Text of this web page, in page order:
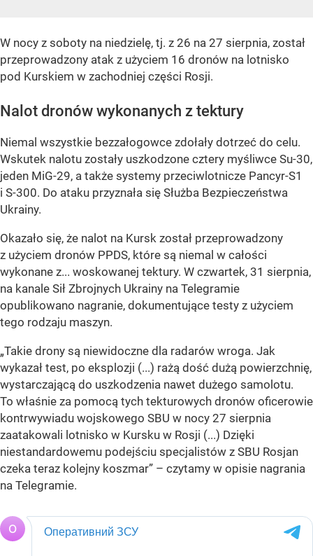
W nocy z soboty na niedzielę, tj. z 26 na 27 sierpnia, został
przeprowadzony atak z użyciem 16 dronów na lotnisko
pod Kurskiem w zachodniej części Rosji.
Nalot dronów wykonanych z tektury
Niemal wszystkie bezzałogowce zdołały dotrzeć do celu.
Wskutek nalotu zostały uszkodzone cztery myśliwce Su-30,
jeden MiG-29, a także systemy przeciwlotnicze Pancyr-S1
i S-300. Do ataku przyznała się Służba Bezpieczeństwa
Ukrainy.
Okazało się, że nalot na Kursk został przeprowadzony
z użyciem dronów PPDS, które są niemal w całości
wykonane z... woskowanej tektury. W czwartek, 31 sierpnia,
na kanale Sił Zbrojnych Ukrainy na Telegramie
opublikowano nagranie, dokumentujące testy z użyciem
tego rodzaju maszyn.
„Takie drony są niewidoczne dla radarów wroga. Jak
wykazał test, po eksplozji (...) rażą dość dużą powierzchnię,
wystarczającą do uszkodzenia nawet dużego samolotu.
To właśnie za pomocą tych tekturowych dronów oficerowie
kontrwywiadu wojskowego SBU w nocy 27 sierpnia
zaatakowali lotnisko w Kursku w Rosji (...) Dzięki
niestandardowemu podejściu specjalistów z SBU Rosjan
czeka teraz kolejny koszmar” – czytamy w opisie nagrania
na Telegramie.